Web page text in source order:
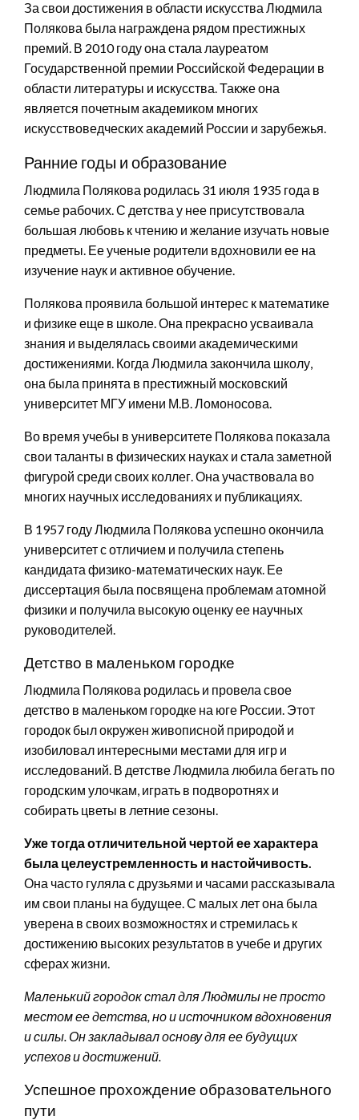
За свои достижения в области искусства Людмила
Полякова была награждена рядом престижных
премий. В 2010 году она стала лауреатом
Государственной премии Российской Федерации в
области литературы и искусства. Также она
является почетным академиком многих
искусствоведческих академий России и зарубежья.
Ранние годы и образование
Людмила Полякова родилась 31 июля 1935 года в
семье рабочих. С детства у нее присутствовала
большая любовь к чтению и желание изучать новые
предметы. Ее ученые родители вдохновили ее на
изучение наук и активное обучение.
Полякова проявила большой интерес к математике
и физике еще в школе. Она прекрасно усваивала
знания и выделялась своими академическими
достижениями. Когда Людмила закончила школу,
она была принята в престижный московский
университет МГУ имени М.В. Ломоносова.
Во время учебы в университете Полякова показала
свои таланты в физических науках и стала заметной
фигурой среди своих коллег. Она участвовала во
многих научных исследованиях и публикациях.
В 1957 году Людмила Полякова успешно окончила
университет с отличием и получила степень
кандидата физико-математических наук. Ее
диссертация была посвящена проблемам атомной
физики и получила высокую оценку ее научных
руководителей.
Детство в маленьком городке
Людмила Полякова родилась и провела свое
детство в маленьком городке на юге России. Этот
городок был окружен живописной природой и
изобиловал интересными местами для игр и
исследований. В детстве Людмила любила бегать по
городским улочкам, играть в подворотнях и
собирать цветы в летние сезоны.
Уже тогда отличительной чертой ее характера
была целеустремленность и настойчивость.
Она часто гуляла с друзьями и часами рассказывала
им свои планы на будущее. С малых лет она была
уверена в своих возможностях и стремилась к
достижению высоких результатов в учебе и других
сферах жизни.
Маленький городок стал для Людмилы не просто
местом ее детства, но и источником вдохновения
и силы. Он закладывал основу для ее будущих
успехов и достижений.
Успешное прохождение образовательного
пути